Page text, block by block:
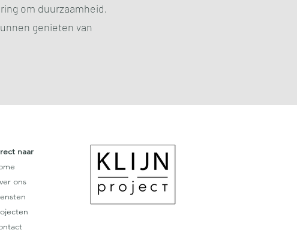
om duurzaamheid,
genieten van
naar
ons